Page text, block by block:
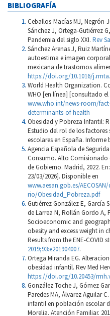
BIBLIOGRAFÍA
Ceballos-Macías MJ, Negrón-
Sánchez J, Ortega-Gutiérrez
Pandemia del siglo XXI. Rev
Sánchez Arenas J, Ruiz
autoestima e imagen
mexicana de trastornos
https://doi.org/10.1016/
World Health Organization.
WHO [en línea] [consultado
www.who.int/news-room/
determinants-of-health
Obesidad y Pobreza Infantil:
Estudio del rol de los
escolares en España. Informe
Agencia Española de
Consumo. Alto Comisionado
de Gobierno. Madrid, 2022.
23/03/2026]. Disponible en
www.aesan.gob.es/
rio/Obesidad_Pobreza.pdf
Gutiérrez González E, García
de Larrea N, Rollán Gordo A,
Socioeconomic and
obesity and excess weight in
Results from the ENE-COVID
2019;93:e201904007.
Ortega Miranda EG.
obesidad infantil. Rev Med
https://doi.org/10.20453/
González Toche J, Gómez
Paredes MA, Álvarez Aguilar
infantil en población escolar
Morelia. Atención Familiar.